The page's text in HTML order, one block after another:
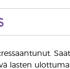
lasten